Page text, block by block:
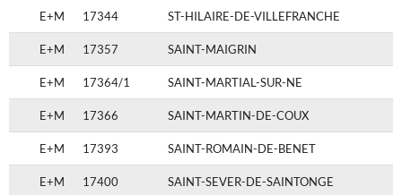
E+M 17344 ST-HILAIRE-DE-VILLEFRANCHE
E+M 17357 SAINT-MAIGRIN
E+M 17364/1 SAINT-MARTIAL-SUR-NE
E+M 17366 SAINT-MARTIN-DE-COUX
E+M 17393 SAINT-ROMAIN-DE-BENET
E+M 17400 SAINT-SEVER-DE-SAINTONGE